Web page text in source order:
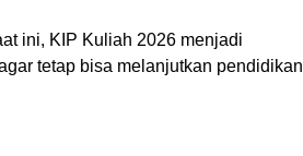
ini, KIP Kuliah 2026 menjadi
tetap bisa melanjutkan pendidikan